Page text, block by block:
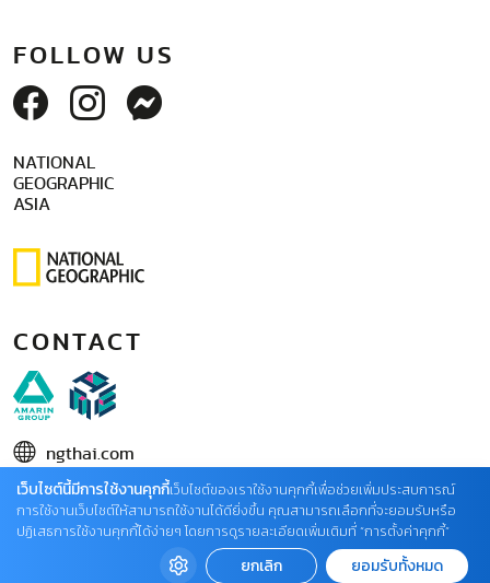
FOLLOW US
NATIONAL
GEOGRAPHIC
ASIA
CONTACT
ngthai.com
บริษัท เอเอ็มอี อิมเมจิเนทีฟ จำกัด
ในเครือ บริษัท อมรินทร์ คอร์เปอเรชั่นส์ จำกัด (มหาชน)
02 422 9999 ต่อ 4220
เว็บไซต์นี้มีการใช้งานคุกกี้เว็บไซต์ของเราใช้งานคุกกี้เพื่อช่วยเพิ่มประสบการณ์
การใช้งานเว็บไซต์ให้สามารถใช้งานได้ดียิ่งขึ้น คุณสามารถเลือกที่จะยอมรับหรือ
ปฏิเสธการใช้งานคุกกี้ได้ง่ายๆ โดยการดูรายละเอียดเพิ่มเติมที่ “การตั้งค่าคุกกี้”
ยกเลิก ยอมรับทั้งหมด